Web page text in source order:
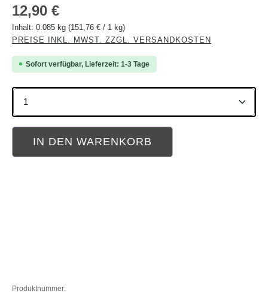
Regulärer Preis:
12,90 €
Inhalt: 0.085 kg (151,76 € / 1 kg)
PREISE INKL. MWST. ZZGL. VERSANDKOSTEN
Sofort verfügbar, Lieferzeit: 1-3 Tage
Produkt Anzahl: Gib den gewünschten Wert ein
IN DEN WARENKORB
Produktnummer: